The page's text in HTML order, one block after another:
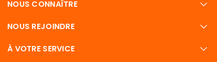
NOUS CONNAÎTRE
NOUS REJOINDRE
À VOTRE SERVICE